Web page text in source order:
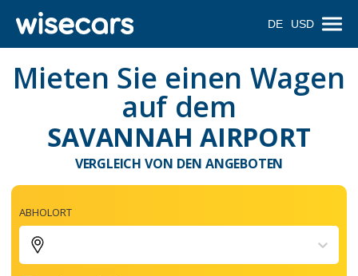
DE USD
Mieten Sie einen Wagen
auf dem
SAVANNAH AIRPORT
VERGLEICH VON DEN ANGEBOTEN
ABHOLORT